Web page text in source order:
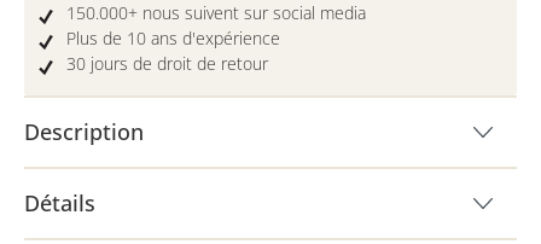
150.000+ nous suivent sur social media
Plus de 10 ans d'expérience
30 jours de droit de retour
Description
Détails